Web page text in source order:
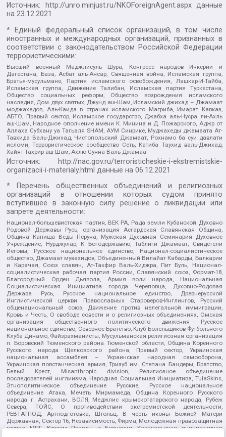
Источник: http://unro.minjust.ru/NKOForeignAgent.aspxданные
на23.12.2021
* Единый федеральный список организаций, в том числе
иностранных и международных организаций, признанных в
соответствии с законодательством Российской Федерации
террористическими:
Высший военный Маджлисуль Шура, Конгресс народов Ичкерии и
Дагестана, База, Асбат аль-Ансар, Священная война, Исламская группа,
Братья-мусульмане, Партия исламского освобождения, Лашкар-И-Тайба,
Исламская группа, Движение Талибан, Исламская партия Туркестана,
Общество социальных реформ, Общество возрождения исламского
наследия, Дом двух святых, Джунд аш-Шам, Исламский джихад – Джамаат
моджахедов, Аль-Каида в странах исламского Магриба, Имарат Кавказ,
АБТО, Правый сектор, Исламское государство, Джабха аль-Нусра ли-Ахль
аш-Шам, Народное ополчение имени К. Минина и Д. Пожарского, Аджр от
Аллаха Субхану уа Тагьаля SHAM, АУМ Синрике, Муджахеды джамаата Ат-
Тавхида Валь-Джихад, Чистопольский Джамаат, Рохнамо ба суи давлати
исломи, Террористическое сообщество Сеть, Катиба Таухид валь-Джихад,
Хайят Тахрир аш-Шам, Ахлю Сунна Валь Джамаа
Источник:
http://nac.gov.ru/terroristicheskie-i-ekstremistskie-
organizacii-i-materialy.html данные на06.12.2021
* Перечень общественных объединений и религиозных
организаций в отношении которых судом принято
вступившее в законную силу решение о ликвидации или
запрете деятельности:
Национал-большевистская партия, ВЕК РА, Рада земли Кубанской Духовно
Родовой Державы Русь, организация Асгардская Славянская Община,
Община Капища Веды Перуна, Мужская Духовная Семинария Духовное
Учреждение, Нурджулар, К Богодержавию, Таблиги Джамаат, Свидетели
Иеговы, Русское национальное единство, Национал-социалистическое
общество, Джамаат мувахидов, Объединенный Вилайат Кабарды, Балкарии
и Карачая, Союз славян, Ат-Такфир Валь-Хиджра, Пит Буль, Национал-
социалистическая рабочая партия России, Славянский союз, Формат-18,
Благородный Орден Дьявола, Армия воли народа, Национальная
Социалистическая Инициатива города Череповца, Духовно-Родовая
Держава Русь, Русское национальное единство, Древнерусской
Инглистической церкви Православных Староверов-Инглингов, Русский
общенациональный союз, Движение против нелегальной иммиграции,
Кровь и Честь, О свободе совести и о религиозных объединениях, Омская
организация общественного политического движения Русское
национальное единство, Северное Братство, Клуб Болельщиков Футбольного
Клуба Динамо, Файзрахманисты, Мусульманская религиозная организация
п. Боровский Тюменского района Тюменской области, Община Коренного
Русского народа Щелковского района, Правый сектор, Украинская
национальная ассамблея – Украинская народная самооборона,
Украинская повстанческая армия, Тризуб им. Степана Бандеры, Братство,
Белый Крест, Misanthropic division, Религиозное объединение
последователей инглиизма, Народная Социальная Инициатива, TulaSkins,
Этнополитическое объединение Русские, Русское национальное
объединение Атака, Мечеть Мирмамеда, Община Коренного Русского
народа г. Астрахани, ВОЛЯ, Меджлис крымскотатарского народа, Рубеж
Севера, ТОЙС, О противодействии экстремистской деятельности,
РЕВТАТПОД, Артподготовка, Штольц, В честь иконы Божией Матери
Державная, Сектор 16, Независимость, Фирма, Молодежная правозащитная
группа МПГ, Курсом Правды и Единения, Каракольская инициативная